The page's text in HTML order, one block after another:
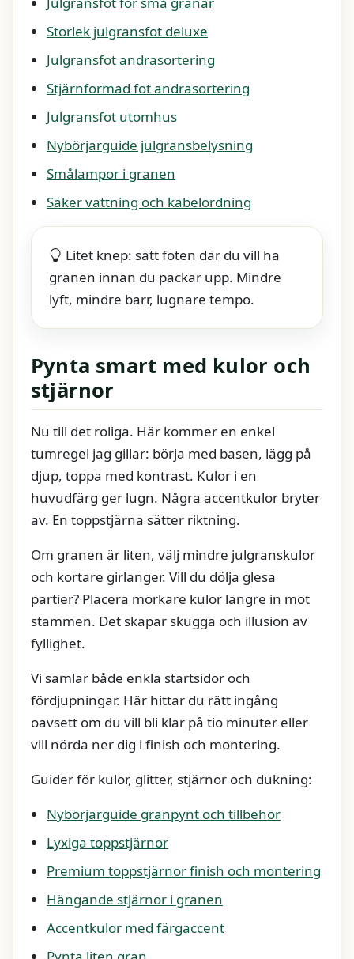
Storlek julgransfot deluxe
Julgransfot andrasortering
Stjärnformad fot andrasortering
Julgransfot utomhus
Nybörjarguide julgransbelysning
Smålampor i granen
Säker vattning och kabelordning
Litet knep: sätt foten där du vill ha
granen innan du packar upp. Mindre
lyft, mindre barr, lugnare tempo.
Pynta smart med kulor och
stjärnor
Nu till det roliga. Här kommer en enkel
tumregel jag gillar: börja med basen, lägg på
djup, toppa med kontrast. Kulor i en
huvudfärg ger lugn. Några accentkulor bryter
av. En toppstjärna sätter riktning.
Om granen är liten, välj mindre julgranskulor
och kortare girlanger. Vill du dölja glesa
partier? Placera mörkare kulor längre in mot
stammen. Det skapar skugga och illusion av
fyllighet.
Vi samlar både enkla startsidor och
fördjupningar. Här hittar du rätt ingång
oavsett om du vill bli klar på tio minuter eller
vill nörda ner dig i finish och montering.
Guider för kulor, glitter, stjärnor och dukning:
Nybörjarguide granpynt och tillbehör
Lyxiga toppstjärnor
Premium toppstjärnor finish och montering
Hängande stjärnor i granen
Accentkulor med färgaccent